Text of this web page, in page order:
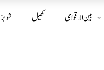
شوبز کھیل بین الا قوامی